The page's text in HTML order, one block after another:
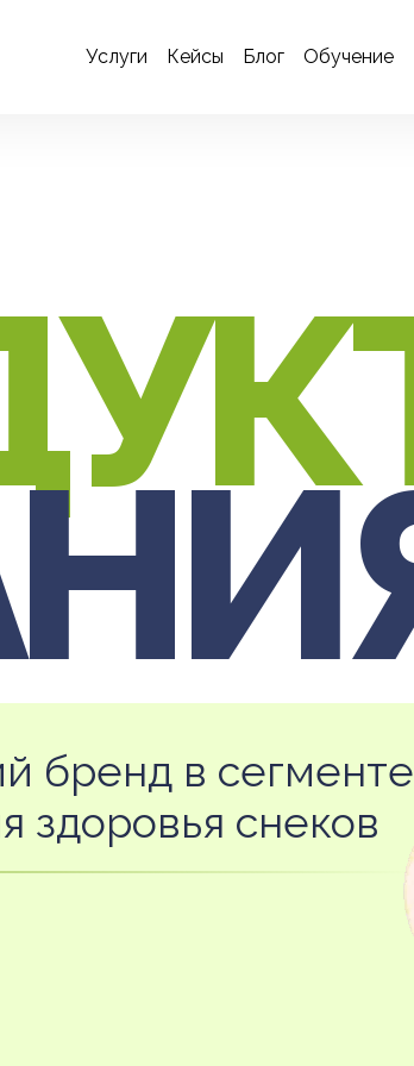
Услуги Кейсы Блог Обучение
бренд в сегменте
здоровья снеков